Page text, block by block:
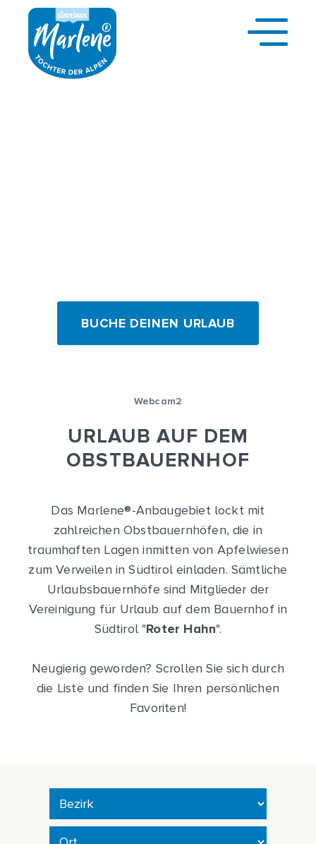
BUCHE DEINEN URLAUB
Webcam2
URLAUB AUF DEM
OBSTBAUERNHOF
Das Marlene®-Anbaugebiet lockt mit
zahlreichen Obstbauernhöfen, die in
traumhaften Lagen inmitten von Apfelwiesen
zum Verweilen in Südtirol einladen. Sämtliche
Urlaubsbauernhöfe sind Mitglieder der
Vereinigung für Urlaub auf dem Bauernhof in
Südtirol "Roter Hahn".
Neugierig geworden? Scrollen Sie sich durch
die Liste und finden Sie Ihren persönlichen
Favoriten!